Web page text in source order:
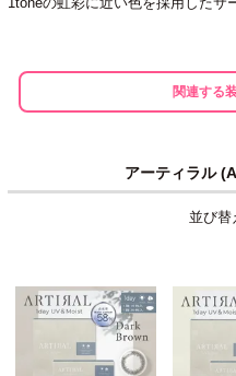
関連する
アーティラル
並び替